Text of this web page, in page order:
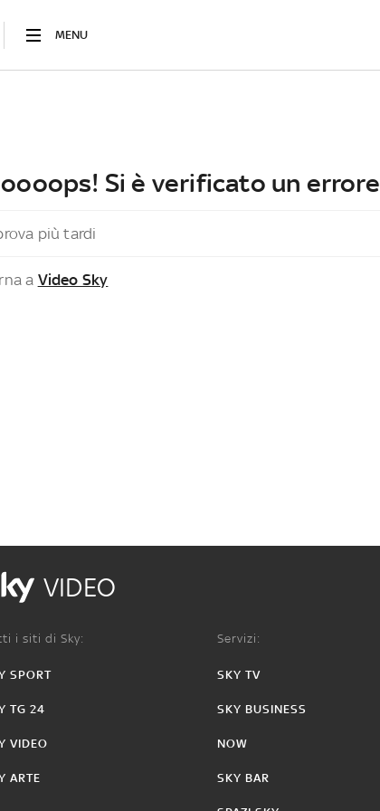
MENU
Si è verificato un errore
più tardi
a Video Sky
VIDEO
i siti di Sky:
SPORT
TG 24
VIDEO
ARTE
Servizi:
SKY TV
SKY BUSINESS
NOW
SKY BAR